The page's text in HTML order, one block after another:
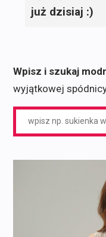
już dzisiaj :)
Wpisz i szukaj
wyjątkowej